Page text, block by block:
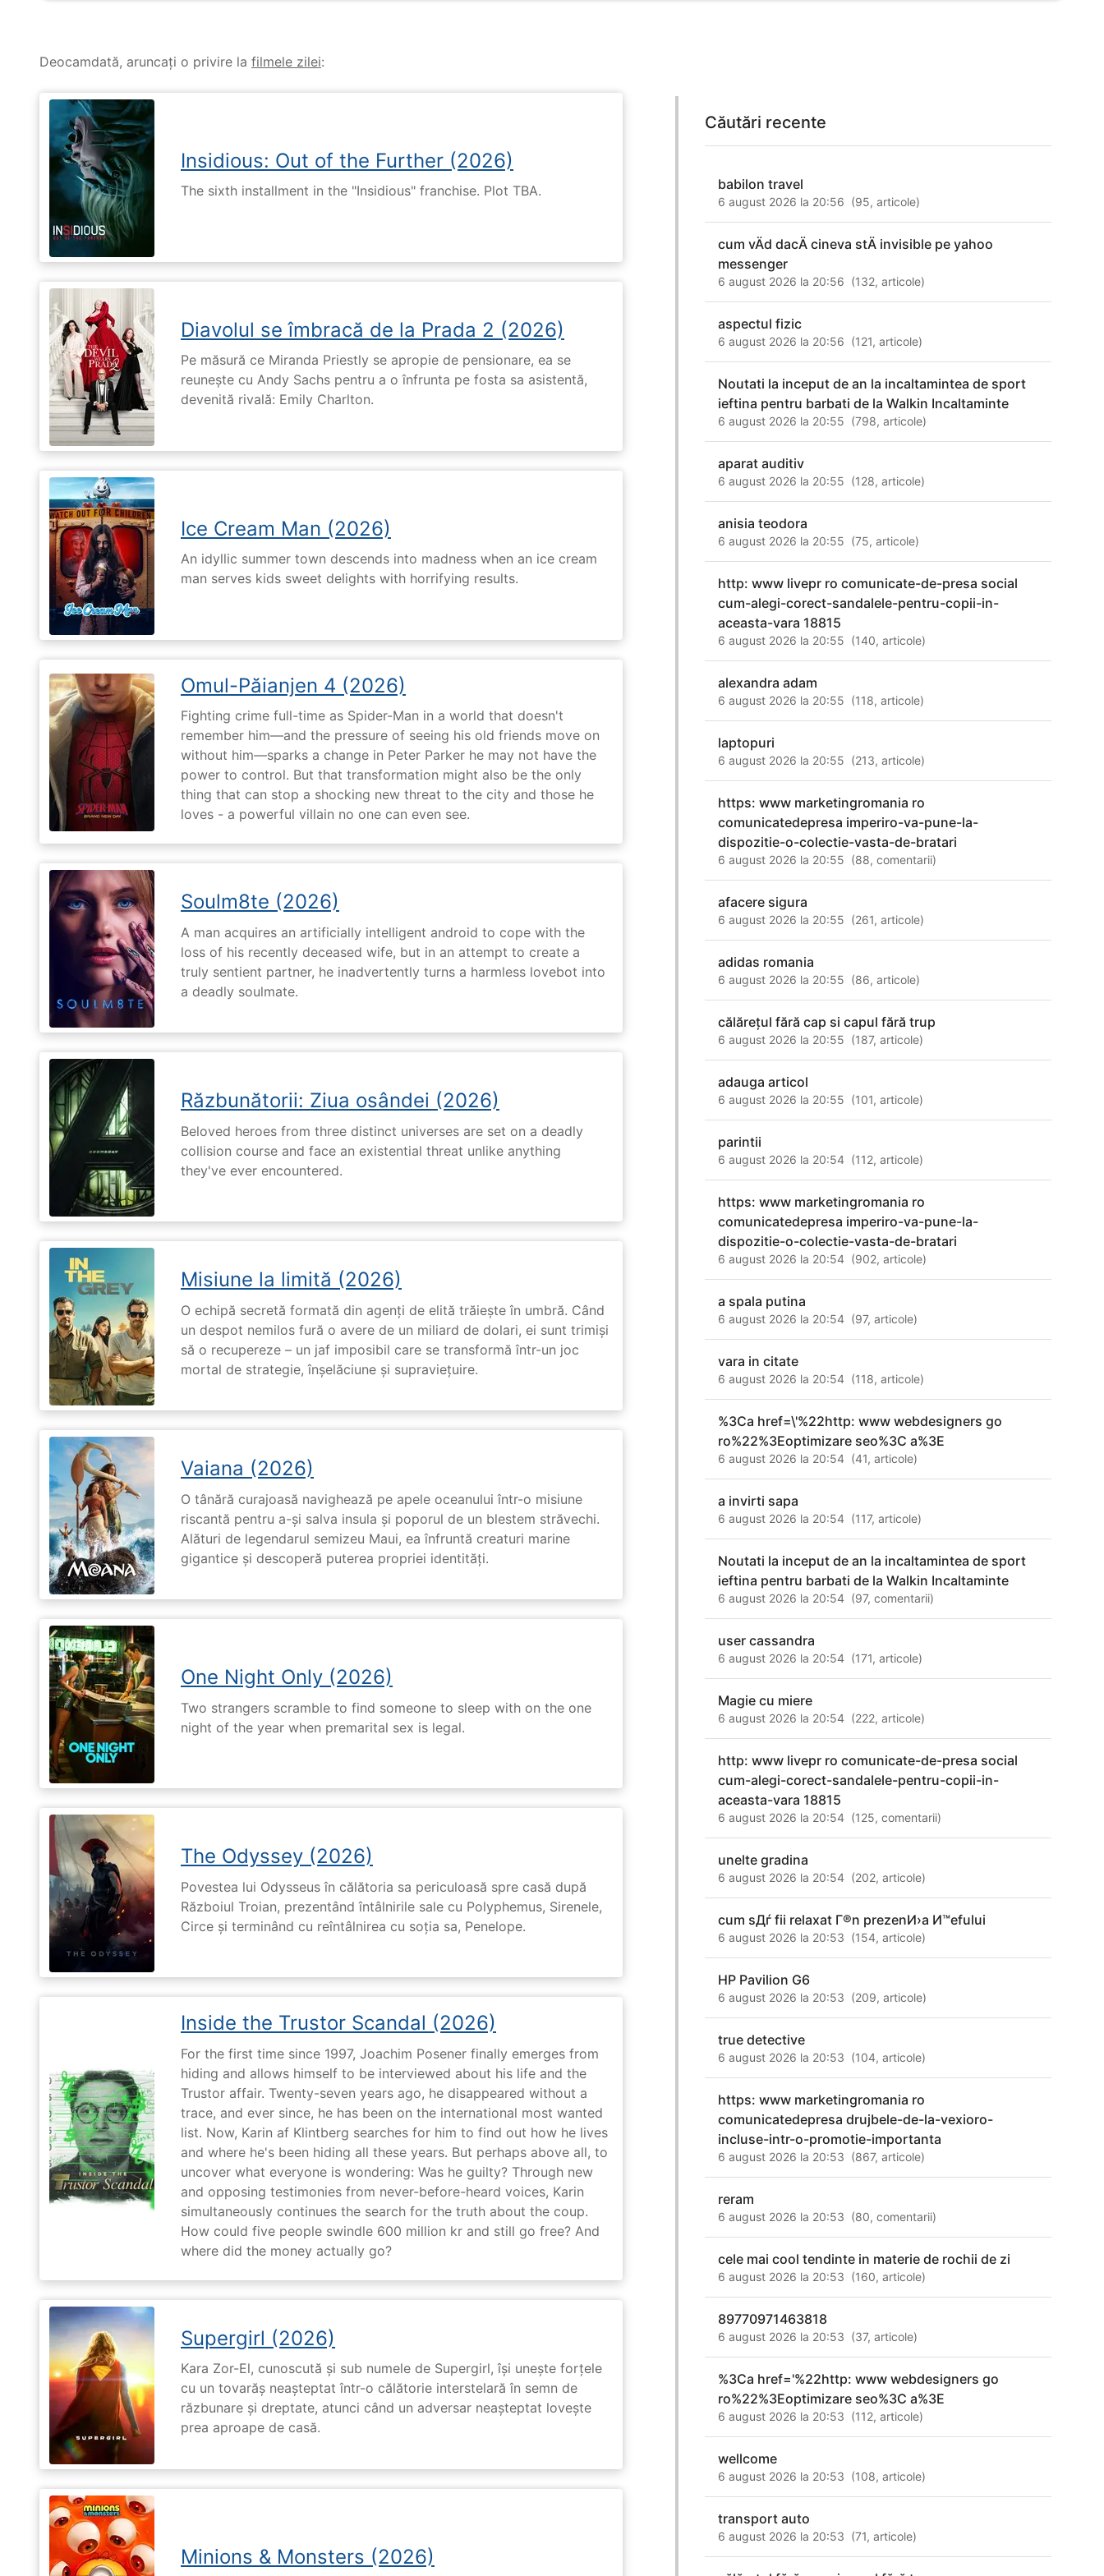
Deocamdată, aruncați o privire la filmele zilei:
Insidious: Out of the Further (2026)
The sixth installment in the "Insidious" franchise. Plot TBA.
Diavolul se îmbracă de la Prada 2 (2026)
Pe măsură ce Miranda Priestly se apropie de pensionare, ea se
reunește cu Andy Sachs pentru a o înfrunta pe fosta sa asistentă,
devenită rivală: Emily Charlton.
Ice Cream Man (2026)
An idyllic summer town descends into madness when an ice cream
man serves kids sweet delights with horrifying results.
Omul-Păianjen 4 (2026)
Fighting crime full-time as Spider-Man in a world that doesn't
remember him—and the pressure of seeing his old friends move on
without him—sparks a change in Peter Parker he may not have the
power to control. But that transformation might also be the only
thing that can stop a shocking new threat to the city and those he
loves - a powerful villain no one can even see.
Soulm8te (2026)
A man acquires an artificially intelligent android to cope with the
loss of his recently deceased wife, but in an attempt to create a
truly sentient partner, he inadvertently turns a harmless lovebot into
a deadly soulmate.
Răzbunătorii: Ziua osândei (2026)
Beloved heroes from three distinct universes are set on a deadly
collision course and face an existential threat unlike anything
they've ever encountered.
Misiune la limită (2026)
O echipă secretă formată din agenți de elită trăiește în umbră. Când
un despot nemilos fură o avere de un miliard de dolari, ei sunt trimiși
să o recupereze – un jaf imposibil care se transformă într-un joc
mortal de strategie, înșelăciune și supraviețuire.
Vaiana (2026)
O tânără curajoasă navighează pe apele oceanului într-o misiune
riscantă pentru a-și salva insula și poporul de un blestem străvechi.
Alături de legendarul semizeu Maui, ea înfruntă creaturi marine
gigantice și descoperă puterea propriei identități.
One Night Only (2026)
Two strangers scramble to find someone to sleep with on the one
night of the year when premarital sex is legal.
The Odyssey (2026)
Povestea lui Odysseus în călătoria sa periculoasă spre casă după
Războiul Troian, prezentând întâlnirile sale cu Polyphemus, Sirenele,
Circe și terminând cu reîntâlnirea cu soția sa, Penelope.
Inside the Trustor Scandal (2026)
For the first time since 1997, Joachim Posener finally emerges from
hiding and allows himself to be interviewed about his life and the
Trustor affair. Twenty-seven years ago, he disappeared without a
trace, and ever since, he has been on the international most wanted
list. Now, Karin af Klintberg searches for him to find out how he lives
and where he's been hiding all these years. But perhaps above all, to
uncover what everyone is wondering: Was he guilty? Through new
and opposing testimonies from never-before-heard voices, Karin
simultaneously continues the search for the truth about the coup.
How could five people swindle 600 million kr and still go free? And
where did the money actually go?
Supergirl (2026)
Kara Zor-El, cunoscută și sub numele de Supergirl, își unește forțele
cu un tovarăș neașteptat într-o călătorie interstelară în semn de
răzbunare și dreptate, atunci când un adversar neașteptat lovește
prea aproape de casă.
Minions & Monsters (2026)
Căutări recente
babilon travel
6 august 2026 la 20:56 (95,articole)
cum vÄd dacÄ cineva stÄ invisible pe yahoo
messenger
6 august 2026 la 20:56 (132,articole)
aspectul fizic
6 august 2026 la 20:56 (121,articole)
Noutati la inceput de an la incaltamintea de sport
ieftina pentru barbati de la Walkin Incaltaminte
6 august 2026 la 20:55 (798,articole)
aparat auditiv
6 august 2026 la 20:55 (128,articole)
anisia teodora
6 august 2026 la 20:55 (75,articole)
http: www livepr ro comunicate-de-presa social
cum-alegi-corect-sandalele-pentru-copii-in-
aceasta-vara 18815
6 august 2026 la 20:55 (140,articole)
alexandra adam
6 august 2026 la 20:55 (118,articole)
laptopuri
6 august 2026 la 20:55 (213,articole)
https: www marketingromania ro
comunicatedepresa imperiro-va-pune-la-
dispozitie-o-colectie-vasta-de-bratari
6 august 2026 la 20:55 (88,comentarii)
afacere sigura
6 august 2026 la 20:55 (261,articole)
adidas romania
6 august 2026 la 20:55 (86,articole)
călărețul fără cap si capul fără trup
6 august 2026 la 20:55 (187,articole)
adauga articol
6 august 2026 la 20:55 (101,articole)
parintii
6 august 2026 la 20:54 (112,articole)
https: www marketingromania ro
comunicatedepresa imperiro-va-pune-la-
dispozitie-o-colectie-vasta-de-bratari
6 august 2026 la 20:54 (902,articole)
a spala putina
6 august 2026 la 20:54 (97,articole)
vara in citate
6 august 2026 la 20:54 (118,articole)
%3Ca href=\'%22http: www webdesigners go
ro%22%3Eoptimizare seo%3C a%3E
6 august 2026 la 20:54 (41,articole)
a invirti sapa
6 august 2026 la 20:54 (117,articole)
Noutati la inceput de an la incaltamintea de sport
ieftina pentru barbati de la Walkin Incaltaminte
6 august 2026 la 20:54 (97,comentarii)
user cassandra
6 august 2026 la 20:54 (171,articole)
Magie cu miere
6 august 2026 la 20:54 (222,articole)
http: www livepr ro comunicate-de-presa social
cum-alegi-corect-sandalele-pentru-copii-in-
aceasta-vara 18815
6 august 2026 la 20:54 (125,comentarii)
unelte gradina
6 august 2026 la 20:54 (202,articole)
cum sДѓ fii relaxat Г®n prezenИ›a И™efului
6 august 2026 la 20:53 (154,articole)
HP Pavilion G6
6 august 2026 la 20:53 (209,articole)
true detective
6 august 2026 la 20:53 (104,articole)
https: www marketingromania ro
comunicatedepresa drujbele-de-la-vexioro-
incluse-intr-o-promotie-importanta
6 august 2026 la 20:53 (867,articole)
reram
6 august 2026 la 20:53 (80,comentarii)
cele mai cool tendinte in materie de rochii de zi
6 august 2026 la 20:53 (160,articole)
89770971463818
6 august 2026 la 20:53 (37,articole)
%3Ca href='%22http: www webdesigners go
ro%22%3Eoptimizare seo%3C a%3E
6 august 2026 la 20:53 (112,articole)
wellcome
6 august 2026 la 20:53 (108,articole)
transport auto
6 august 2026 la 20:53 (71,articole)